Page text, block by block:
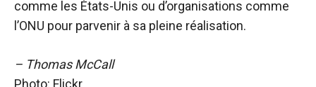
comme les États-Unis ou d’organisations comme
l’ONU pour parvenir à sa pleine réalisation.
– Thomas McCall
Photo: Flickr